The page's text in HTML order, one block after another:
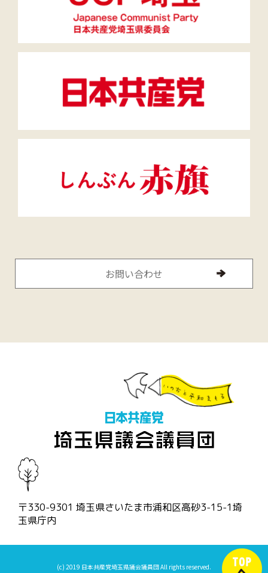
〒330-9301 埼玉県さいたま市浦和区高砂3-15-1埼
玉県庁内
お問い合わせ
(c) 2019 日本共産党埼玉県議会議員団 All rights reserved.